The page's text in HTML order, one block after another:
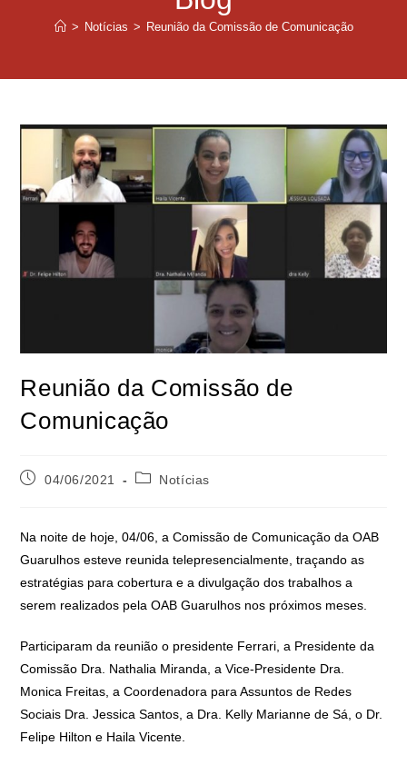
> Notícias > Reunião da Comissão de Comunicação
Reunião da Comissão de
Comunicação
04/06/2021 Notícias
Na noite de hoje, 04/06, a Comissão de Comunicação da OAB
Guarulhos esteve reunida telepresencialmente, traçando as
estratégias para cobertura e a divulgação dos trabalhos a
serem realizados pela OAB Guarulhos nos próximos meses.
Participaram da reunião o presidente Ferrari, a Presidente da
Comissão Dra. Nathalia Miranda, a Vice-Presidente Dra.
Monica Freitas, a Coordenadora para Assuntos de Redes
Sociais Dra. Jessica Santos, a Dra. Kelly Marianne de Sá, o Dr.
Felipe Hilton e Haila Vicente.